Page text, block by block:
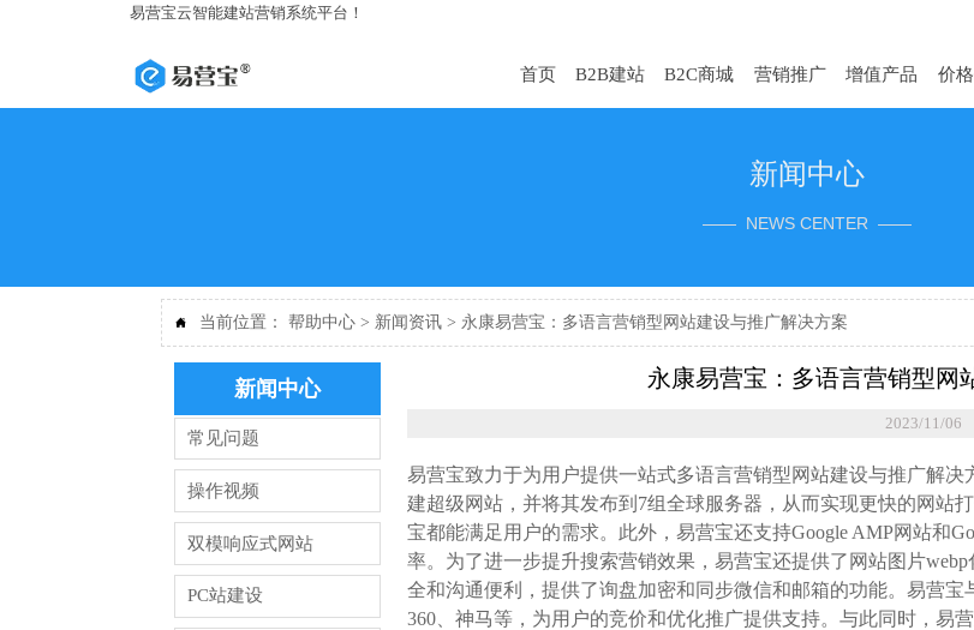
易营宝云智能建站营销系统平台！
首页 B2B建站 B2C商城 营销推广 增值产品 价
新闻中心
—— NEWS CENTER ——
 当前位置：帮助中心 > 新闻资讯 > 永康易营宝：多语言营销型网站建设与推广解决方案
新闻中心
常见问题
操作视频
双模响应式网站
PC站建设
永康易营宝：多语言营销型网
2023/11/06
易营宝致力于为用户提供一站式多语言营销型网站建设与推广解
建超级网站，并将其发布到7组全球服务器，从而实现更快的网站
宝都能满足用户的需求。此外，易营宝还支持Google AMP网站和
率。为了进一步提升搜索营销效果，易营宝还提供了网站图片
全和沟通便利，提供了询盘加密和同步微信和邮箱的功能。易营宝
360、神马等，为用户的竞价和优化推广提供支持。与此同时，易